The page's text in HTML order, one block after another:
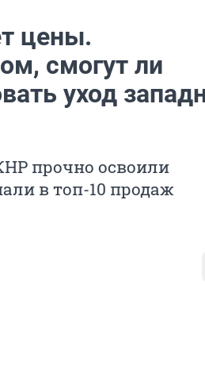
цены.
смогут ли
уход
прочно освоили
в топ-10 продаж